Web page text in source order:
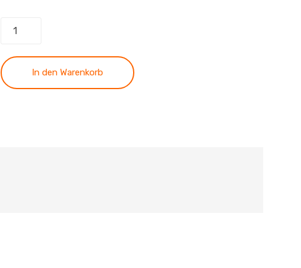
Synopsis
Band
8
In den Warenkorb